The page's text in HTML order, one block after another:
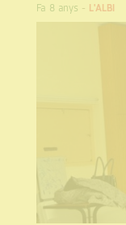
Fa 8 anys - L'ALBI